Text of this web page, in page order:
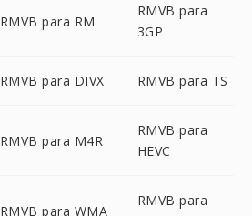
RMVB para RM
RMVB para
3GP
RMVB para DIVX RMVB para TS
RMVB para M4R
RMVB para
HEVC
RMVB para WMA
RMVB para